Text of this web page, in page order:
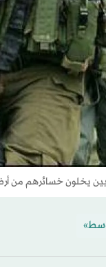
يخلون خسائرهم من